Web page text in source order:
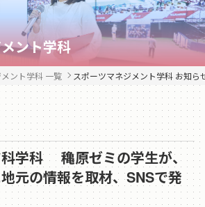
ント学科
ント学科 一覧 スポーツマネジメント学科 お知ら
学科 穐原ゼミの学生が、
元の情報を取材、SNSで発